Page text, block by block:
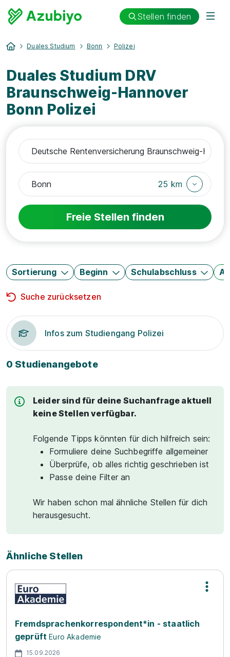
Stellen finden
Duales Studium Bonn Polizei
Duales Studium DRV
Braunschweig-Hannover
Bonn Polizei
25 km
Freie Stellen finden
Sortierung Beginn Schulabschluss
Suche zurücksetzen
Infos zum Studiengang Polizei
0 Studienangebote
Leider sind für deine Suchanfrage aktuell
keine Stellen verfügbar.
Folgende Tipps könnten für dich hilfreich sein:
Formuliere deine Suchbegriffe allgemeiner
Überprüfe, ob alles richtig geschrieben ist
Passe deine Filter an
Wir haben schon mal ähnliche Stellen für dich
herausgesucht.
Ähnliche Stellen
Fremdsprachenkorrespondent*in - staatlich
geprüft Euro Akademie
15.09.2026